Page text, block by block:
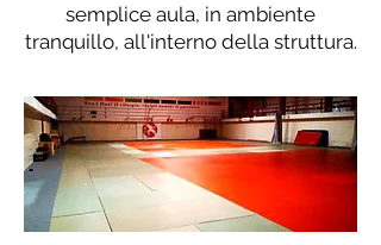
semplice aula, in ambiente
tranquillo, all'interno della struttura.